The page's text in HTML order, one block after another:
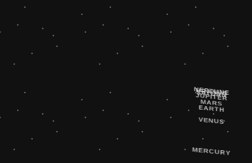
MERCURY
VENUS
EARTH
MARS
JUPITER
SATURN
URANUS
NEPTUNE